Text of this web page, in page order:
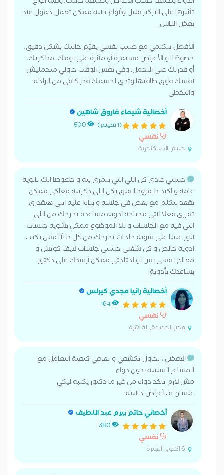
تأثيرها على التركيز قليل وأنواع تانية ممكن تعمل خمول عند
بعض الناس.
الأفضل تتكلمي مع طبيب نفسي يقيّم حالتك بشكل دقيق،
خصوصًا لو الأعراض مستمرة أو مأثرة على نومك، مذاكرتك،
أو قدرتك على التحمل. وفي نفس الوقت حاولي متحمليش
نفسك فوق طاقتها وتدي لجسمك قدر كافي من الراحة
والتخطى
أخصائية شيماء فاروق شاهين
(1 تقييم) 500
نفسي
جليم, الاسكندرية
حبيبتي عادى كل اللي انتي بتمرى بيه و خصوصا انك ثانويه
عامه و اكيد دا مزود القلق بكل اللى ذكرتيه معاكى ممكن
نقعد نتكلم مع بعض فى جلسه و بناءا عليه انتى هتقدرى
تقررى فعلا انتى محتاجه ادويه مساعدة تخرجك من اللى
انتى فيه مع الجلسات و للا الموضوع ممكن بشويه جلسات
ننور عنينا على شوية حاجات تخرجك من كل دا أنا مش بكتب
ادوية خالص و كل شغلى حبيبتى جلسات لايف كوتش و
معالج نفسى بس لو احتاجتى ممكن أرشدك على دكتور
يساعدك بأدوية
أخصائية رانيا مجدي كيرلس
164
نفسي
مصر الجديدة, القاهرة
الافضل ، تحاول تكشفي و تعرفي كيفية التعامل مع
المشاعر السلبية بدون دواء
مش لازم تاخد دواء من غير ما دكتور يكتبه ليكي
علشان ف أعراض جانبية
أخصائي حاتم بيرم عبد اللطيف
380
نفسي
6 اكتوبر, الجيزة